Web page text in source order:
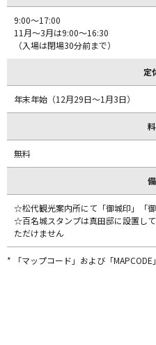
9:00～17:00
11月～3月は9:00～16:30
（入場は閉場30分前まで）
定
年末年始（12月29日～1月3日）
無料
☆松代観光案内所にて「御城印」「御
☆百名城スタンプは真田邸に設置し
ただけません
* 「マップコード」および「MAPCODE